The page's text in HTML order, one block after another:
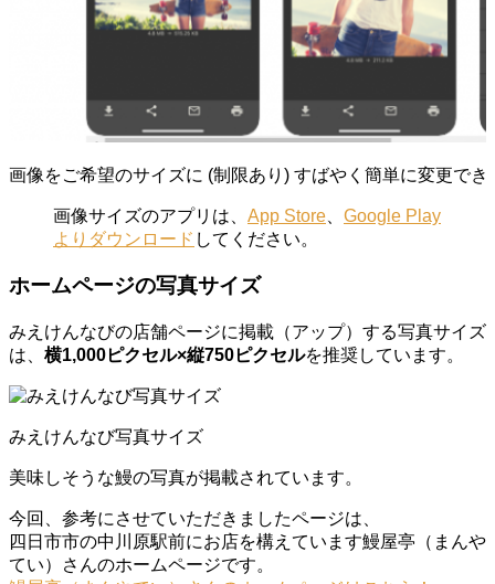
画像をご希望のサイズに (制限あり) すばやく簡単に変更でき
画像サイズのアプリは、 App Store
Google Play
よりダウンロード してください。
ホームページの写真サイズ
みえけんなびの店舗ページに掲載（アップ）する写真サイズ
は、 横1,000ピクセル×縦750ピクセルを推奨しています。
みえけんなび写真サイズ
美味しそうな鰻の写真が掲載されています。
今回、参考にさせていただきましたページは、
四日市市の中川原駅前にお店を構えています鰻屋亭（まんや
てい）さんのホームページです。